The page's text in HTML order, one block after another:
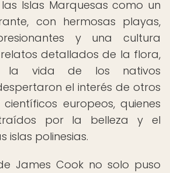
Islas Marquesas como un
con hermosas playas,
y una cultura
relatos detallados de la flora,
vida de los nativos
el interés de otros
europeos, quienes
por la belleza y el
islas polinesias.
James Cook no solo puso